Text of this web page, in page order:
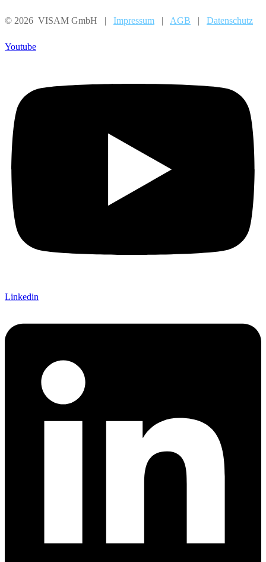
© 2026 VISAM GmbH | Impressum | AGB | Datenschutz
Youtube
Linkedin